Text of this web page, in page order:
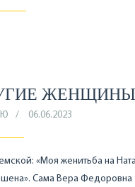
ЖЕНЩИНЫ
06.06.2023
«Моя женитьба на
Сама Вера Федоровна